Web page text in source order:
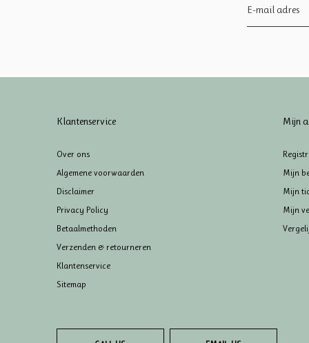
Klantenservice
Over ons
Algemene voorwaarden
Disclaimer
Privacy Policy
Betaalmethoden
Verzenden & retourneren
Klantenservice
Sitemap
Mijn
Mijn
Mijn
Mijn